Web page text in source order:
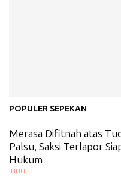
POPULER SEPEKAN
Merasa Difitnah atas
Palsu, Saksi Terlapor
Hukum